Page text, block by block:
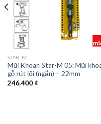
STAR-M
Mũi Khoan Star-M 05: Mũi
gỗ rút lõi (ngắn) – 22mm
246.400₫